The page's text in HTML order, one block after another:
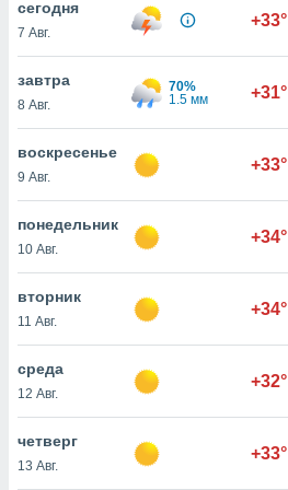
действия
рекламу
основе.
в нашей
cookie
в
нашего
ВЫ
cегодня
7 Авг.
+33°
завтра
8 Авг.
70%
1.5 мм
+31°
воскресенье
9 Авг.
+33°
понедельник
10 Авг.
+34°
вторник
11 Авг.
+34°
среда
12 Авг.
+32°
четверг
13 Авг.
+33°